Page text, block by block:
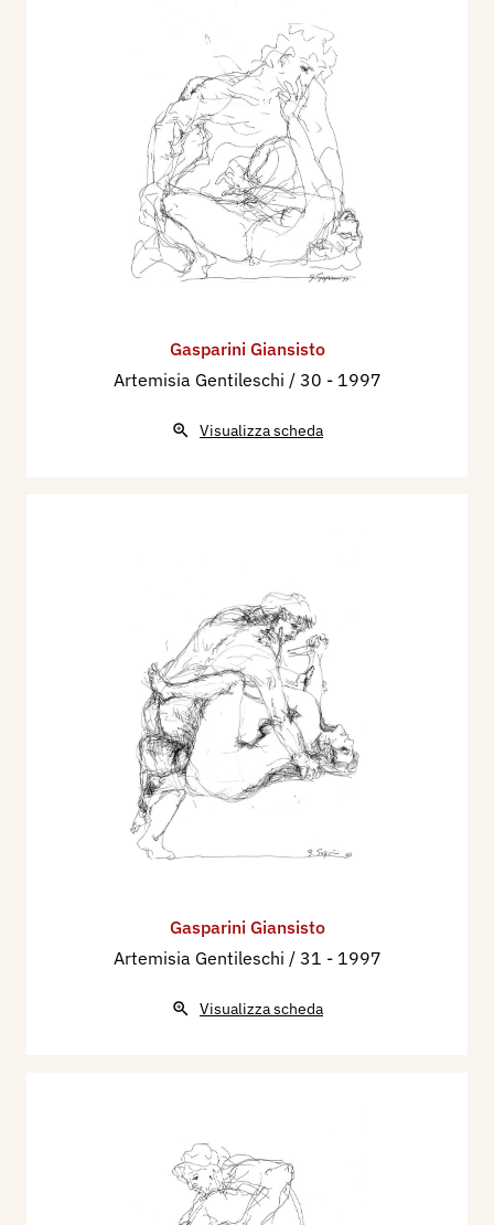
Gasparini Giansisto
Artemisia Gentileschi / 30 - 1997
Visualizza scheda
Gasparini Giansisto
Artemisia Gentileschi / 31 - 1997
Visualizza scheda